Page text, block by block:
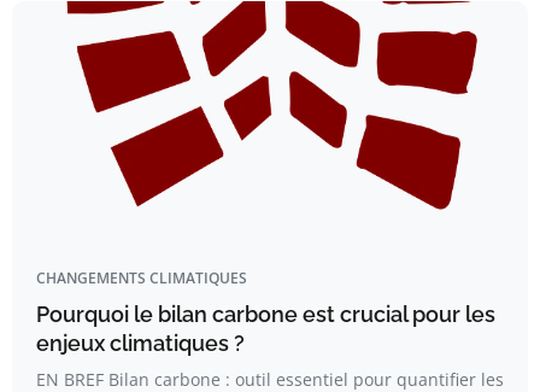
CHANGEMENTS CLIMATIQUES
Pourquoi le bilan carbone est crucial pour les
enjeux climatiques ?
EN BREF Bilan carbone : outil essentiel pour quantifier les